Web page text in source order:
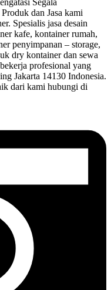
Segala
dan Jasa kami
Spesialis jasa desain
kafe, kontainer rumah,
penyimpanan – storage,
dry kontainer dan sewa
profesional yang
Jakarta 14130 Indonesia.
dari kami hubungi di